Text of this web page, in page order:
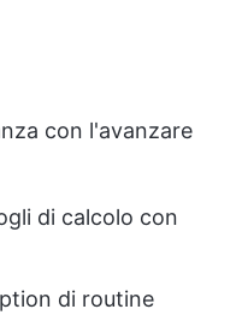
con l'avanzare
di calcolo con
di routine